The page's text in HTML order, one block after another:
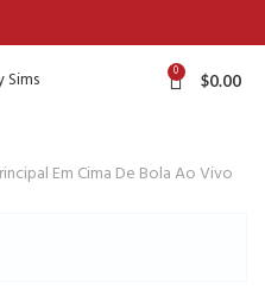
0 $0.00
Em Cima De Bola Ao Vivo